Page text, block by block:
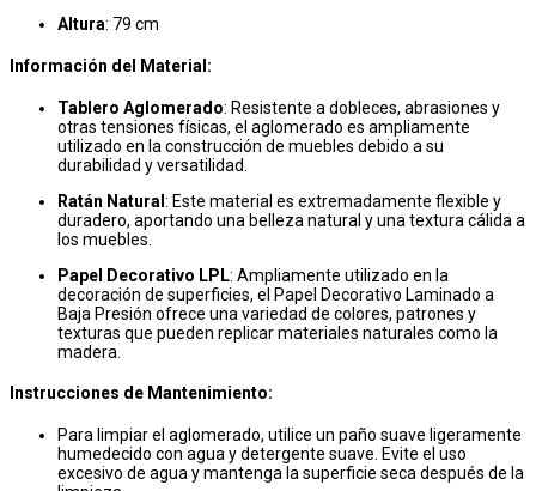
Altura: 79 cm
Información del Material:
Tablero Aglomerado: Resistente a dobleces, abrasiones y
otras tensiones físicas, el aglomerado es ampliamente
utilizado en la construcción de muebles debido a su
durabilidad y versatilidad.
Ratán Natural : Este material es extremadamente flexible y
duradero, aportando una belleza natural y una textura cálida a
los muebles.
Papel Decorativo LPL: Ampliamente utilizado en la
decoración de superficies, el Papel Decorativo Laminado a
Baja Presión ofrece una variedad de colores, patrones y
texturas que pueden replicar materiales naturales como la
madera.
Instrucciones de Mantenimiento:
Para limpiar el aglomerado, utilice un paño suave ligeramente
humedecido con agua y detergente suave. Evite el uso
excesivo de agua y mantenga la superficie seca después de la